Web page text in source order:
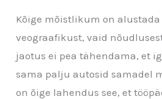
Kõige mõistlikum on
veograafikust, vaid
jaotus ei pea tähendama, et
sama palju autosid samadel
on õige lahendus see, et